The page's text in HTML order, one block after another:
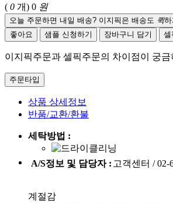
( 0 개) 0 원
오늘 주문하면 내일 배송? 이지픽은 배송도 퀵
좋아요
샘플 신청하기 장바구니 담기 셀
이지픽주문과 셀픽주문의 차이점이 궁금
주문타입
상품 상세정보
반품/교환/환불
세탁방법 :
A/S정보 및 담당자 : 고객센터 / 02-
계절감